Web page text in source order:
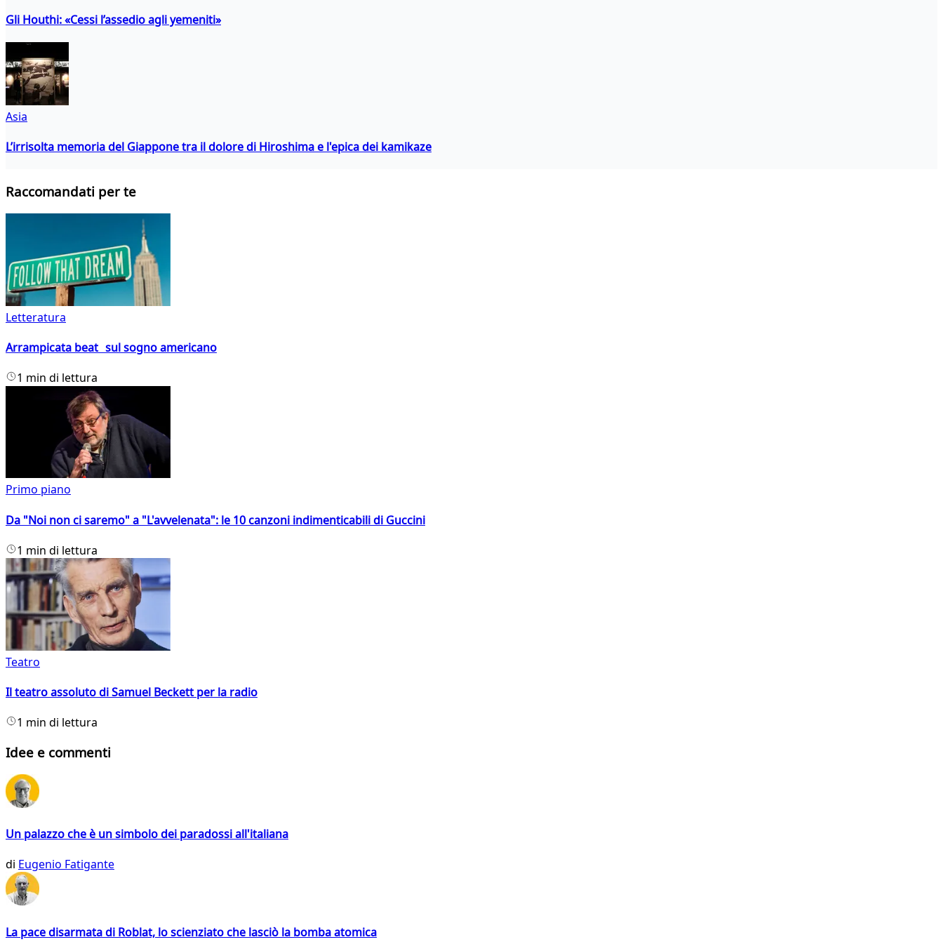
Gli Houthi: «Cessi l’assedio agli yemeniti»
Asia
L’irrisolta memoria del Giappone tra il dolore di Hiroshima e l'epica dei kamikaze
Raccomandati per te
Letteratura
Arrampicata beat sul sogno americano
1 min di lettura
Primo piano
Da "Noi non ci saremo" a "L'avvelenata": le 10 canzoni indimenticabili di Guccini
1 min di lettura
Teatro
Il teatro assoluto di Samuel Beckett per la radio
1 min di lettura
Idee e commenti
Un palazzo che è un simbolo dei paradossi all'italiana
di Eugenio Fatigante
La pace disarmata di Roblat, lo scienziato che lasciò la bomba atomica